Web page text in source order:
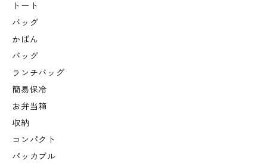
トート
バッグ
かばん
バッグ
ランチバッグ
簡易保冷
お弁当箱
収納
コンパクト
パッカブル